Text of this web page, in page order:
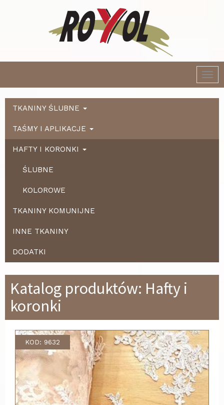
TKANINY ŚLUBNE
TAŚMY I APLIKACJE
HAFTY I KORONKI
ŚLUBNE
KOLOROWE
TKANINY KOMUNIJNE
INNE TKANINY
DODATKI
Katalog produktów: Hafty i
koronki
KOD: 9632